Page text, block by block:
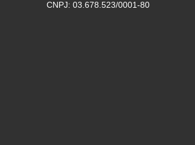
CNPJ: 03.678.523/0001-80